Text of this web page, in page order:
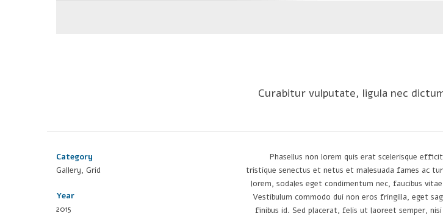
Curabitur vulputate, ligula nec
Phasellus non lorem quis erat scelerisque
tristique senectus et netus et malesuada fames ac
lorem, sodales eget condimentum nec, faucibus
Vestibulum commodo dui non eros fringilla, eget
finibus id. Sed placerat, felis ut laoreet semper,
Category
Gallery, Grid
Year
2015